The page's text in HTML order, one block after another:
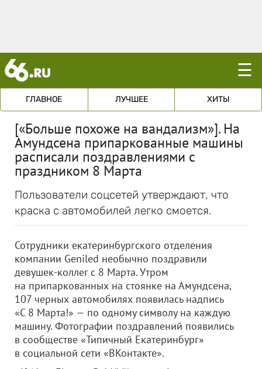
☰
ГЛАВНОЕ ЛУЧШЕЕ ХИТЫ
[«Больше похоже на вандализм»]. На
Амундсена припаркованные машины
расписали поздравлениями с
праздником 8 Марта
Пользователи соцсетей утверждают, что
краска с автомобилей легко смоется.
Сотрудники екатеринбургского отделения
компании Geniled необычно поздравили
девушек-коллег с 8 Марта. Утром
на припаркованных на стоянке на Амундсена,
107 черных автомобилях появилась надпись
«С 8 Марта!» — по одному символу на каждую
машину. Фотографии поздравлений появились
в сообществе «Типичный Екатеринбург»
в социальной сети «ВКонтакте».